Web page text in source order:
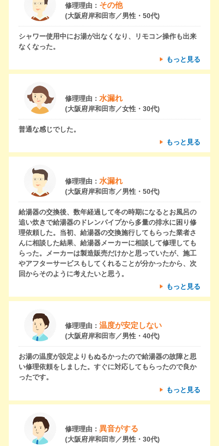
修理理由： その他
(大阪府岸和田市／男性・50代)
シャワー使用中にお湯が出なくなり、リモコン操作も出来
なくなった。
もっと見る
修理理由： 水漏れ
(大阪府岸和田市／女性・30代)
普通な感じでした。
もっと見る
修理理由： 水漏れ
(大阪府岸和田市／男性・50代)
給湯器の交換後、数年経過して冬の時期になるとお風呂の
追い炊きで給湯器のドレンパイプから多量の排水に困り修
理依頼した。当初、給湯器の交換施行してもらった業者さ
んに相談した結果、給湯器メーカーに相談して修理しても
らった。メーカーは製造販売だけかと思っていたが、施工
やアフターサービスもしてくれることが分かったから、次
回からそのように考えたいと思う。
もっと見る
修理理由： 温度が安定しない
(大阪府岸和田市／男性・40代)
お湯の温度が設定よりもぬるかったので給湯器の故障と思
い修理依頼をしました。すぐに対応してもらったので良か
ったです。
もっと見る
修理理由： 異音がする
(大阪府岸和田市／男性・30代)